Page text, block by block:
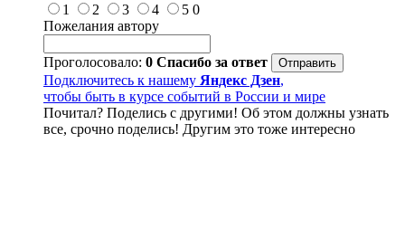
1
2 3 4 5 0
Пожелания автору
Проголосовало: 0 Спасибо за ответ
Подключитесь к нашему Яндекс Дзен,
чтобы быть в курсе событий в России и мире
Почитал? Поделись с другими! Об этом должны узнать
все, срочно поделись! Другим это тоже интересно